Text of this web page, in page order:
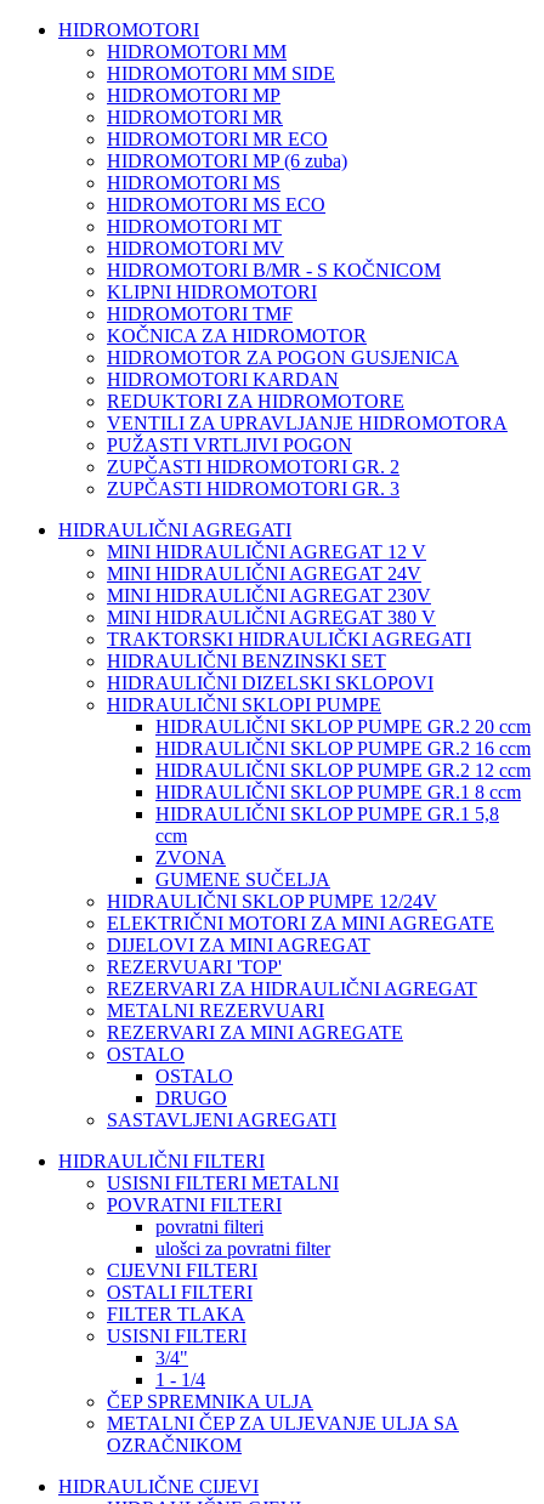
HIDROMOTORI
HIDROMOTORI MM
HIDROMOTORI MM SIDE
HIDROMOTORI MP
HIDROMOTORI MR
HIDROMOTORI MR ECO
HIDROMOTORI MP (6 zuba)
HIDROMOTORI MS
HIDROMOTORI MS ECO
HIDROMOTORI MT
HIDROMOTORI MV
HIDROMOTORI B/MR - S KOČNICOM
KLIPNI HIDROMOTORI
HIDROMOTORI TMF
KOČNICA ZA HIDROMOTOR
HIDROMOTOR ZA POGON GUSJENICA
HIDROMOTORI KARDAN
REDUKTORI ZA HIDROMOTORE
VENTILI ZA UPRAVLJANJE HIDROMOTORA
PUŽASTI VRTLJIVI POGON
ZUPČASTI HIDROMOTORI GR. 2
ZUPČASTI HIDROMOTORI GR. 3
HIDRAULIČNI AGREGATI
MINI HIDRAULIČNI AGREGAT 12 V
MINI HIDRAULIČNI AGREGAT 24V
MINI HIDRAULIČNI AGREGAT 230V
MINI HIDRAULIČNI AGREGAT 380 V
TRAKTORSKI HIDRAULIČKI AGREGATI
HIDRAULIČNI BENZINSKI SET
HIDRAULIČNI DIZELSKI SKLOPOVI
HIDRAULIČNI SKLOPI PUMPE
HIDRAULIČNI SKLOP PUMPE GR.2 20 ccm
HIDRAULIČNI SKLOP PUMPE GR.2 16 ccm
HIDRAULIČNI SKLOP PUMPE GR.2 12 ccm
HIDRAULIČNI SKLOP PUMPE GR.1 8 ccm
HIDRAULIČNI SKLOP PUMPE GR.1 5,8
ccm
ZVONA
GUMENE SUČELJA
HIDRAULIČNI SKLOP PUMPE 12/24V
ELEKTRIČNI MOTORI ZA MINI AGREGATE
DIJELOVI ZA MINI AGREGAT
REZERVUARI 'TOP'
REZERVARI ZA HIDRAULIČNI AGREGAT
METALNI REZERVUARI
REZERVARI ZA MINI AGREGATE
OSTALO
OSTALO
DRUGO
SASTAVLJENI AGREGATI
HIDRAULIČNI FILTERI
USISNI FILTERI METALNI
POVRATNI FILTERI
povratni filteri
ulošci za povratni filter
CIJEVNI FILTERI
OSTALI FILTERI
FILTER TLAKA
USISNI FILTERI
3/4"
1 - 1/4
ČEP SPREMNIKA ULJA
METALNI ČEP ZA ULJEVANJE ULJA SA
OZRAČNIKOM
HIDRAULIČNE CIJEVI